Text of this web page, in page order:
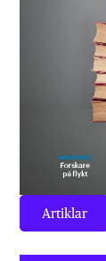
Artiklar